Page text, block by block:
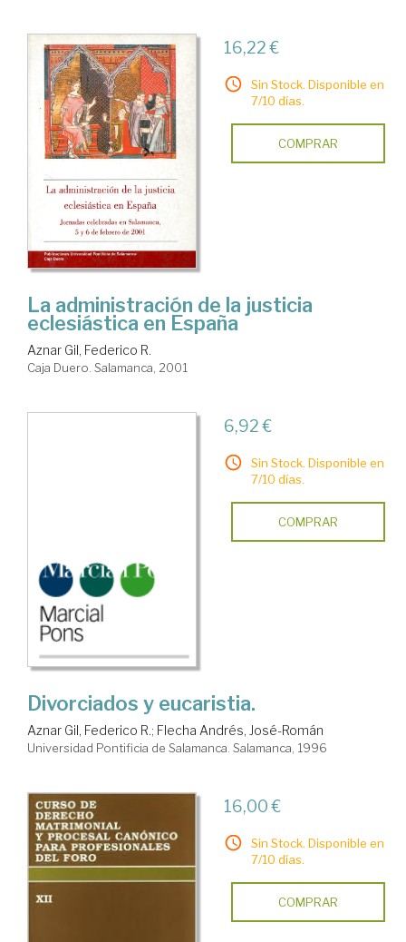
16,22 €
Sin Stock. Disponible en
7/10 días.
COMPRAR
La administración de la justicia
eclesiástica en España
Aznar Gil, Federico R.
Caja Duero. Salamanca, 2001
6,92 €
Sin Stock. Disponible en
7/10 días.
COMPRAR
Divorciados y eucaristia.
Aznar Gil, Federico R.; Flecha Andrés, José-Román
Universidad Pontificia de Salamanca. Salamanca, 1996
16,00 €
Sin Stock. Disponible en
7/10 días.
COMPRAR